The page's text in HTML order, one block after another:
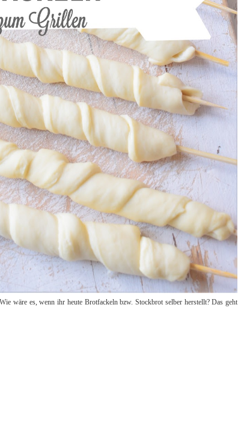
wäre es, wenn ihr heute Brotfackeln bzw. Stockbrot selber herstellt? Das geht